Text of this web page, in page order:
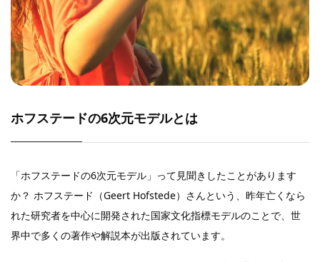
ホフステードの6次元モデルとは
「ホフステードの6次元モデル」って見聞きしたことがあります
か？ ホフステード（Geert Hofstede）さんという、昨年亡くなら
れた研究者を中心に開発された国家文化指標モデルのことで、世
界中で多くの著作や解説本が出版されています。